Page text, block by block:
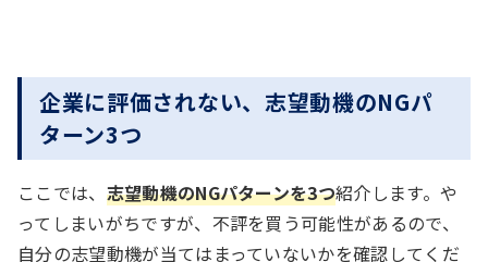
企業に評価されない、志望動機のNGパ
ターン3つ
ここでは、 志望動機のNGパターンを3つ紹介します。や
ってしまいがちですが、不評を買う可能性があるので、
自分の志望動機が当てはまっていないかを確認してくだ